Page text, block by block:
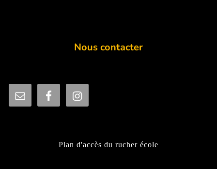
Nous contacter
Plan d'accès du rucher école